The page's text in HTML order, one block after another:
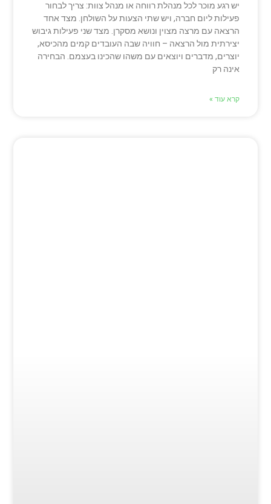
יש רגע מוכר לכל מנהלת רווחה או מנהל צוות: צריך לבחור
פעילות ליום חברה, ויש שתי הצעות על השולחן. מצד אחד
הרצאה עם מרצה מצוין ונושא מסקרן. מצד שני פעילות גיבוש
יצירתית מול הרצאה – חוויה שבה העובדים קמים מהכיסא,
יוצרים, מדברים ויוצאים עם משהו שהכינו בעצמם. הבחירה
אינה רק
קרא עוד »